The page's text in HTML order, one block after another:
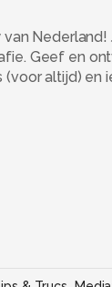
Geef en
altijd) en